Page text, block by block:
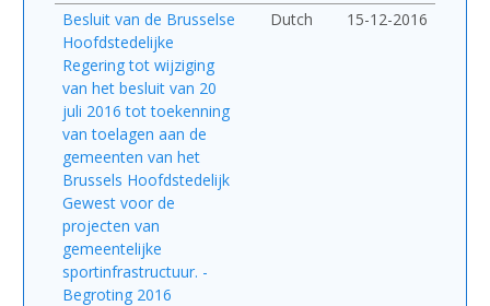
Besluit van de Brusselse
Hoofdstedelijke
Regering tot wijziging
van het besluit van 20
juli 2016 tot toekenning
van toelagen aan de
gemeenten van het
Brussels Hoofdstedelijk
Gewest voor de
projecten van
gemeentelijke
sportinfrastructuur. -
Begroting 2016
Dutch 15-12-2016